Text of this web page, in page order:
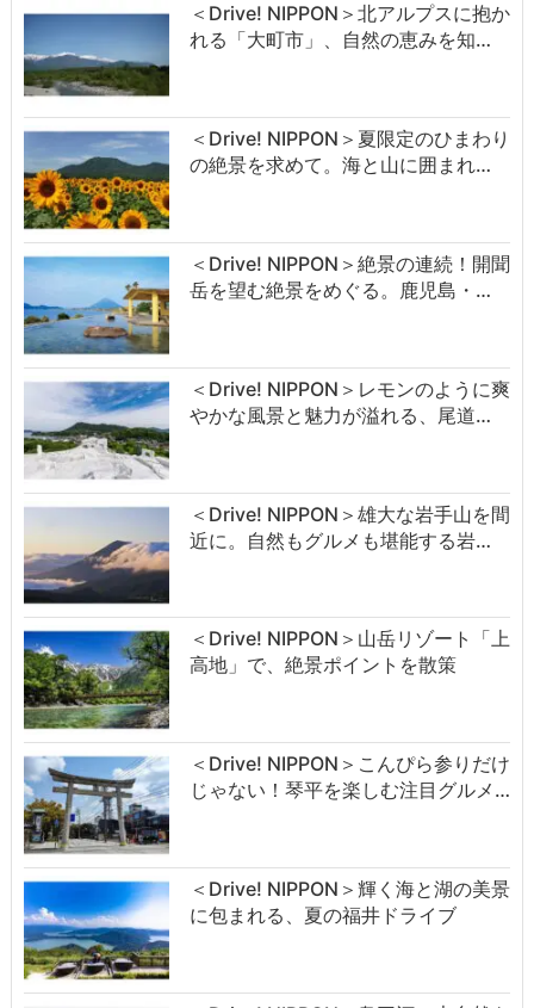
＜Drive! NIPPON＞北アルプスに抱か
れる「大町市」、自然の恵みを知…
＜Drive! NIPPON＞夏限定のひまわり
の絶景を求めて。海と山に囲まれ…
＜Drive! NIPPON＞絶景の連続！開聞
岳を望む絶景をめぐる。鹿児島・…
＜Drive! NIPPON＞レモンのように爽
やかな風景と魅力が溢れる、尾道…
＜Drive! NIPPON＞雄大な岩手山を間
近に。自然もグルメも堪能する岩…
＜Drive! NIPPON＞山岳リゾート「上
高地」で、絶景ポイントを散策
＜Drive! NIPPON＞こんぴら参りだけ
じゃない！琴平を楽しむ注目グルメ…
＜Drive! NIPPON＞輝く海と湖の美景
に包まれる、夏の福井ドライブ